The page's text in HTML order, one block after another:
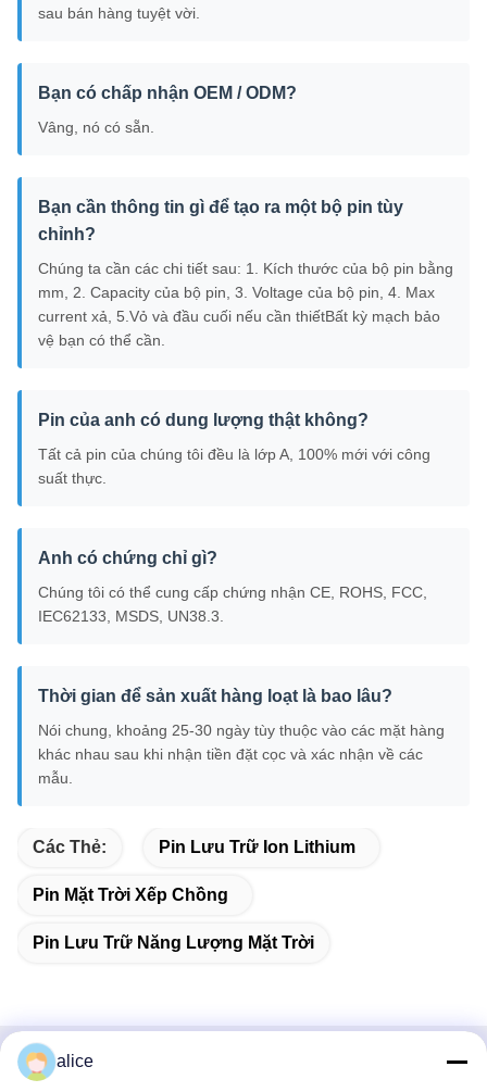
sau bán hàng tuyệt vời.
Bạn có chấp nhận OEM / ODM?
Vâng, nó có sẵn.
Bạn cần thông tin gì để tạo ra một bộ pin tùy
chỉnh?
Chúng ta cần các chi tiết sau: 1. Kích thước của bộ pin bằng
mm, 2. Capacity của bộ pin, 3. Voltage của bộ pin, 4. Max
current xả, 5.Vỏ và đầu cuối nếu cần thiếtBất kỳ mạch bảo
vệ bạn có thể cần.
Pin của anh có dung lượng thật không?
Tất cả pin của chúng tôi đều là lớp A, 100% mới với công
suất thực.
Anh có chứng chỉ gì?
Chúng tôi có thể cung cấp chứng nhận CE, ROHS, FCC,
IEC62133, MSDS, UN38.3.
Thời gian để sản xuất hàng loạt là bao lâu?
Nói chung, khoảng 25-30 ngày tùy thuộc vào các mặt hàng
khác nhau sau khi nhận tiền đặt cọc và xác nhận về các
mẫu.
Các Thẻ: Pin Lưu Trữ Ion Lithium
Pin Mặt Trời Xếp Chồng
Pin Lưu Trữ Năng Lượng Mặt Trời
Liên hệ nhanh
alice